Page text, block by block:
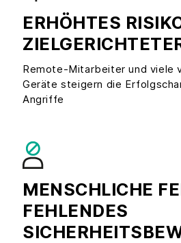
ERHÖHTES
Remote-Mitarbeiter und viele
Geräte steigern die
Angriffe
MENSCHLICHE
FEHLENDES